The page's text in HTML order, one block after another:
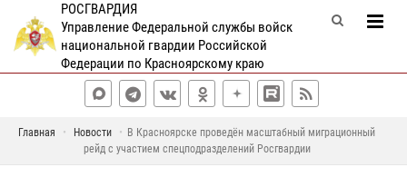
РОСГВАРДИЯ
Управление Федеральной службы войск
национальной гвардии Российской
Федерации по Красноярскому краю
Главная Новости
В Красноярске проведён масштабный миграционный
рейд с участием спецподразделений Росгвардии